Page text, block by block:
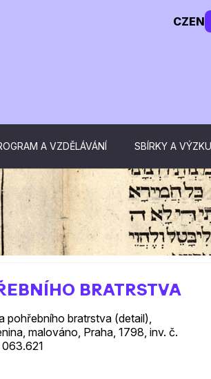
CZEN
A VZDĚLÁVÁNÍ SBÍRKY A
BRATRSTVA
pohřebního bratrstva (detail),
malováno, Praha, 1798, inv. č.